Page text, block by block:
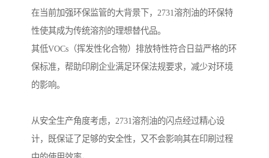
在当前加强环保监管的大背景下，2731溶剂油的环保特
性使其成为传统溶剂的理想替代品。
其低VOCs（挥发性化合物）排放特性符合日益严格的环
保标准，帮助印刷企业满足环保法规要求，减少对环境
的影响。
从安全生产角度考虑，2731溶剂油的闪点经过精心设
计，既保证了足够的安全性，又不会影响其在印刷过程